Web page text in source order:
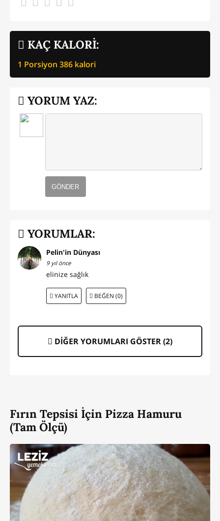
KAÇ KALORİ:
1 Porsiyon 386 kalori
YORUM YAZ:
GÖNDER
YORUMLAR:
Pelin'in Dünyası
9 yıl önce
elinize sağlık
YANITLA BEĞEN (0)
DİĞER YORUMLARI GÖSTER (2)
Fırın Tepsisi İçin Pizza Hamuru
(Tam Ölçü)